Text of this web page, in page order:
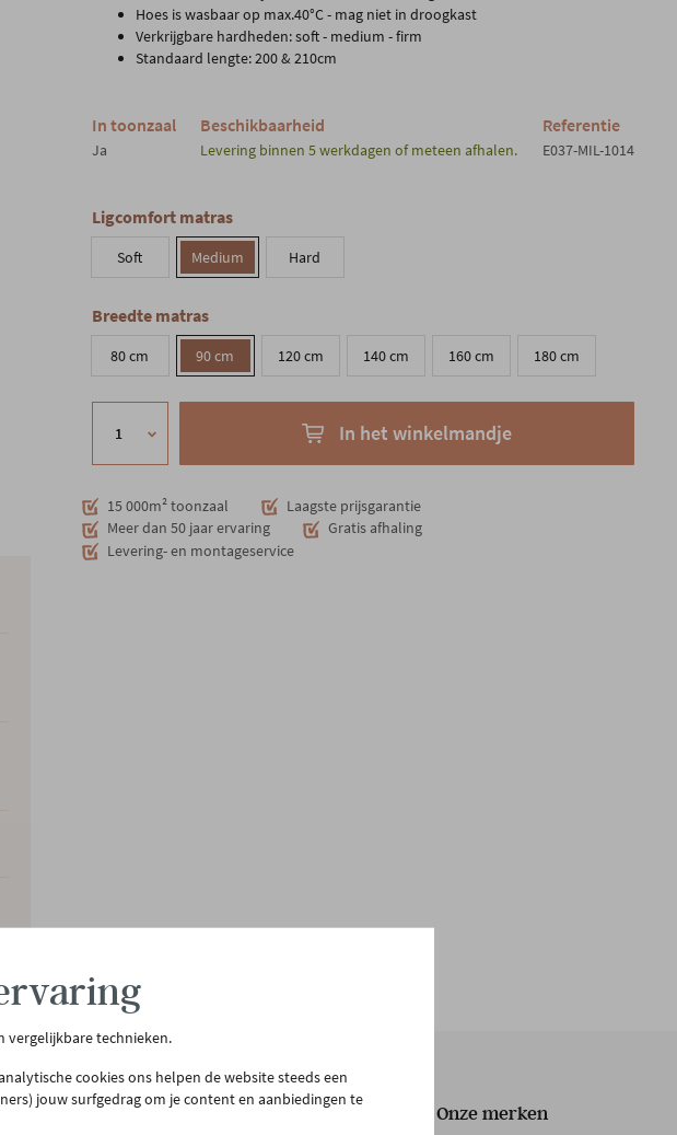
Hoes is wasbaar op max.40°C - mag niet in droogkast
Verkrijgbare hardheden: soft - medium - firm
Standaard lengte: 200 & 210cm
In toonzaal
Ja
Beschikbaarheid
Levering binnen 5 werkdagen of meteen afhalen.
Referentie
E037-MIL-1014
Ligcomfort matras
Soft Medium Hard
Breedte matras
80 cm 90 cm 120 cm 140 cm 160 cm 180 cm
In het winkelmandje
15 000m² toonzaal
Laagste prijsgarantie
Meer dan 50 jaar ervaring
Gratis afhaling
Levering- en montageservice
Meer Gero Onze collectie Onze merken
vergelijkbare technieken.
cookies ons helpen de website steeds een
jouw surfgedrag om je content en aanbiedingen te